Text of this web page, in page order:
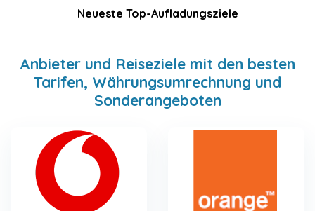
Neueste Top-Aufladungsziele
Anbieter und Reiseziele mit den besten
Tarifen, Währungsumrechnung und
Sonderangeboten